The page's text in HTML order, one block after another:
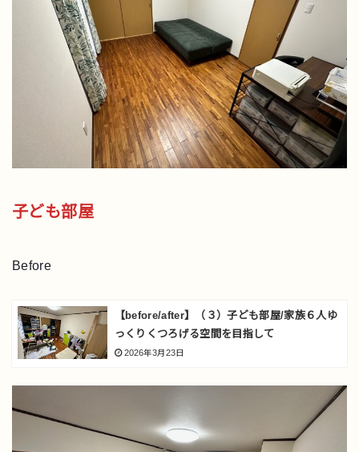
子ども部屋
Before
【before/after】（３）子ども部屋/家族６人ゆ
っくりくつろげる空間を目指して
2026年3月23日